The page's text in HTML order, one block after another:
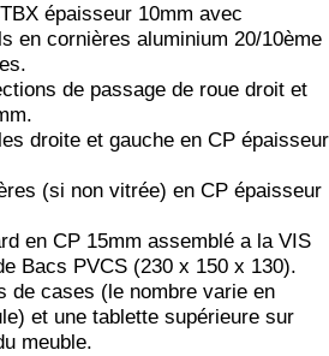
épaisseur 10mm avec
en cornières aluminium 20/10ème
de passage de roue droit et
droite et gauche en CP épaisseur
(si non vitrée) en CP épaisseur
en CP 15mm assemblé a la VIS
Bacs PVCS (230 x 150 x 130).
de cases (le nombre varie en
et une tablette supérieure sur
meuble.